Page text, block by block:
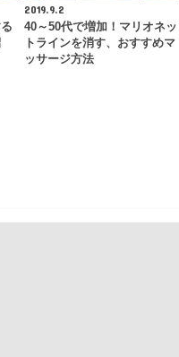
2019.9.2
40～50代で増加！マリオネッ
トラインを消す、おすすめマ
ッサージ方法